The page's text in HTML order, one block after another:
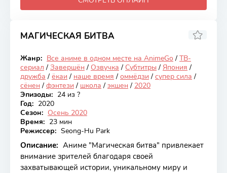
МАГИЧЕСКАЯ БИТВА
Закончен
8.5
Жанр: Все аниме в одном месте на AnimeGo / ТВ-
сериал / Завершён / Озвучка / Субтитры / Япония /
дружба / ёкаи / наше время / оммёдзи / супер сила /
сёнен / фэнтези / школа / экшен / 2020
Эпизоды: 24 из ?
Год: 2020
Сезон: Осень 2020
Время: 23 мин
Режиссер: Seong-Hu Park
Описание: Аниме "Магическая битва" привлекает
внимание зрителей благодаря своей
захватывающей истории, уникальному миру и